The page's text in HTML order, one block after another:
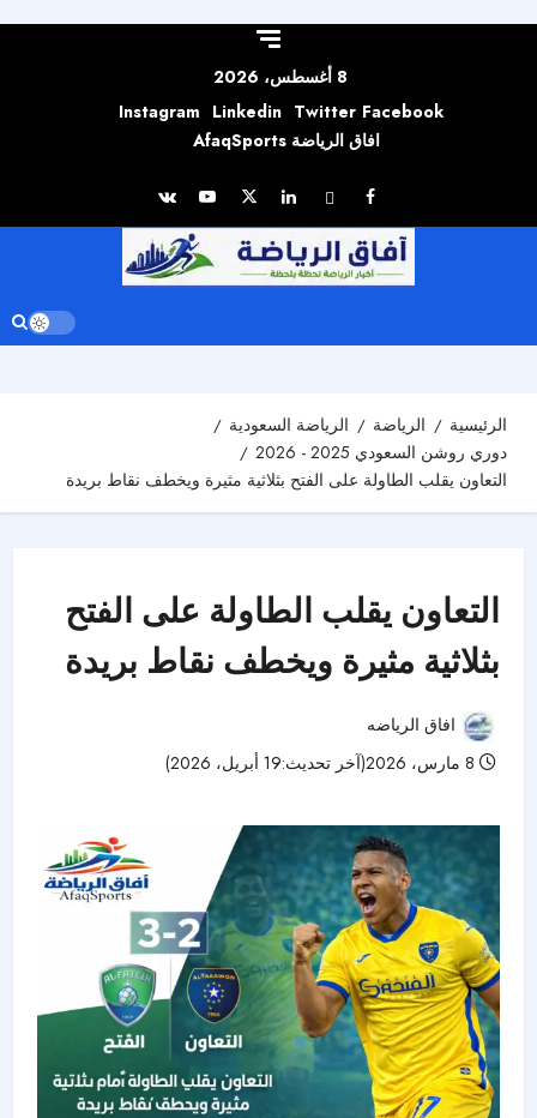
8 أغسطس، 2026
Facebook
Twitter
Linkedin
Instagram
افاق الرياضة AfaqSports
الرئيسية الرياضة
الرياضة السعودية
دوري روشن السعودي 2025 - 2026
التعاون يقلب الطاولة على الفتح بثلاثية مثيرة ويخطف نقاط بريدة
التعاون يقلب الطاولة على الفتح
بثلاثية مثيرة ويخطف نقاط بريدة
افاق الرياضه